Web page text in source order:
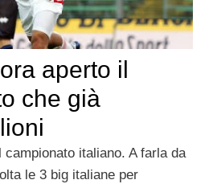
aperto il
che già
italiano. A farla da
le 3 big italiane per